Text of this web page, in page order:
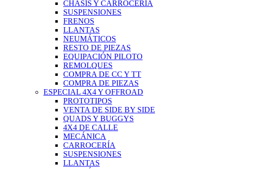
CHASIS Y CARROCERÍA
SUSPENSIONES
FRENOS
LLANTAS
NEUMÁTICOS
RESTO DE PIEZAS
EQUIPACIÓN PILOTO
REMOLQUES
COMPRA DE CC Y TT
COMPRA DE PIEZAS
ESPECIAL 4X4 Y OFFROAD
PROTOTIPOS
VENTA DE SIDE BY SIDE
QUADS Y BUGGYS
4X4 DE CALLE
MECÁNICA
CARROCERÍA
SUSPENSIONES
LLANTAS